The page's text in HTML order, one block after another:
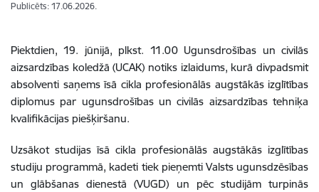
Publicēts: 17.06.2026.
Piektdien, 19. jūnijā, plkst. 11.00 Ugunsdrošības un civilās
aizsardzības koledžā (UCAK) notiks izlaidums, kurā divpadsmit
absolventi saņems īsā cikla profesionālās augstākās izglītības
diplomus par ugunsdrošības un civilās aizsardzības tehniķa
kvalifikācijas piešķiršanu.
Uzsākot studijas īsā cikla profesionālās augstākās izglītības
studiju programmā, kadeti tiek pieņemti Valsts ugunsdzēsības
un glābšanas dienestā (VUGD) un pēc studijām turpinās